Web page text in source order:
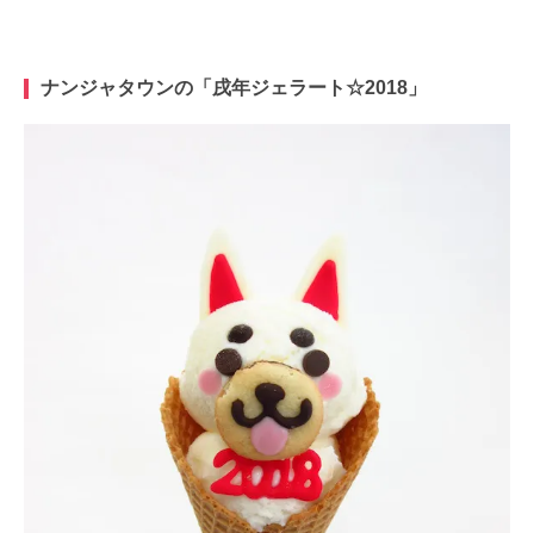
ナンジャタウンの「戌年ジェラート☆2018」